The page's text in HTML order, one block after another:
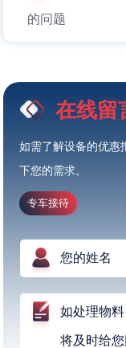
的问题
在线留
如需了解设备的优惠
下您的需求。
专车接待